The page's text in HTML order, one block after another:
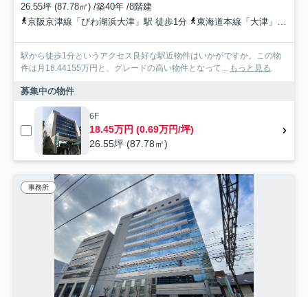
26.55坪 (87.78㎡) /築40年 /8階建
京阪京津線「びわ湖浜大津」駅 徒歩1分
東海道本線「大津」駅 徒歩16分
駅から徒歩1分というアクセス良好な駅近物件はいかがですか。この物
件は月18.44155万円と、グレードの高い物件となって... もっと見る
募集中の物件
6F
18.45万円 (0.69万円/坪)
26.55坪 (87.78㎡)
事務所